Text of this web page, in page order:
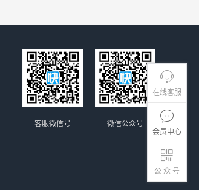
在线客服
会员中心
公 众 号
微信公众号
客服微信号